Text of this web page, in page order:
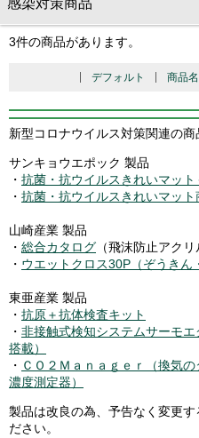
感染対策商品
3件の商品があります。
デフォルト 商品名
新型コロナウイルス対策関連の商
サンキョウエポック 製品
・ 抗菌・抗ウイルスきれいマッ
・ 抗菌・抗ウイルスきれいマッ
山崎産業 製品
・ 総合カタログ （飛沫防止アク
・ ウエットクロス30P（ぞうきん
東亜産業 製品
・ 抗原＋抗体検査キット
・ 非接触式検知システムサーモ
搭載）
・ ＣＯ２Ｍａｎａｇｅｒ（換気
濃度測定器）
製品は改良の為、予告なく変更
ださい。